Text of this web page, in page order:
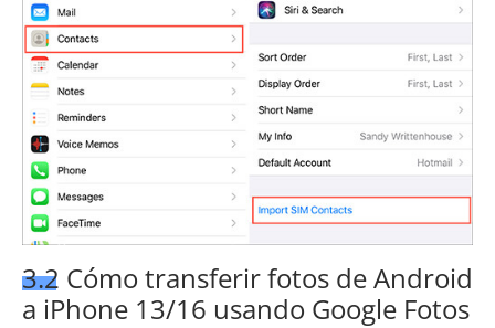
3.2 Cómo transferir fotos de Android
a iPhone 13/16 usando Google Fotos